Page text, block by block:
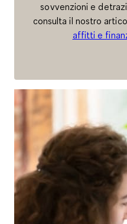
sovvenzioni e
consulta il nostro
affitti e